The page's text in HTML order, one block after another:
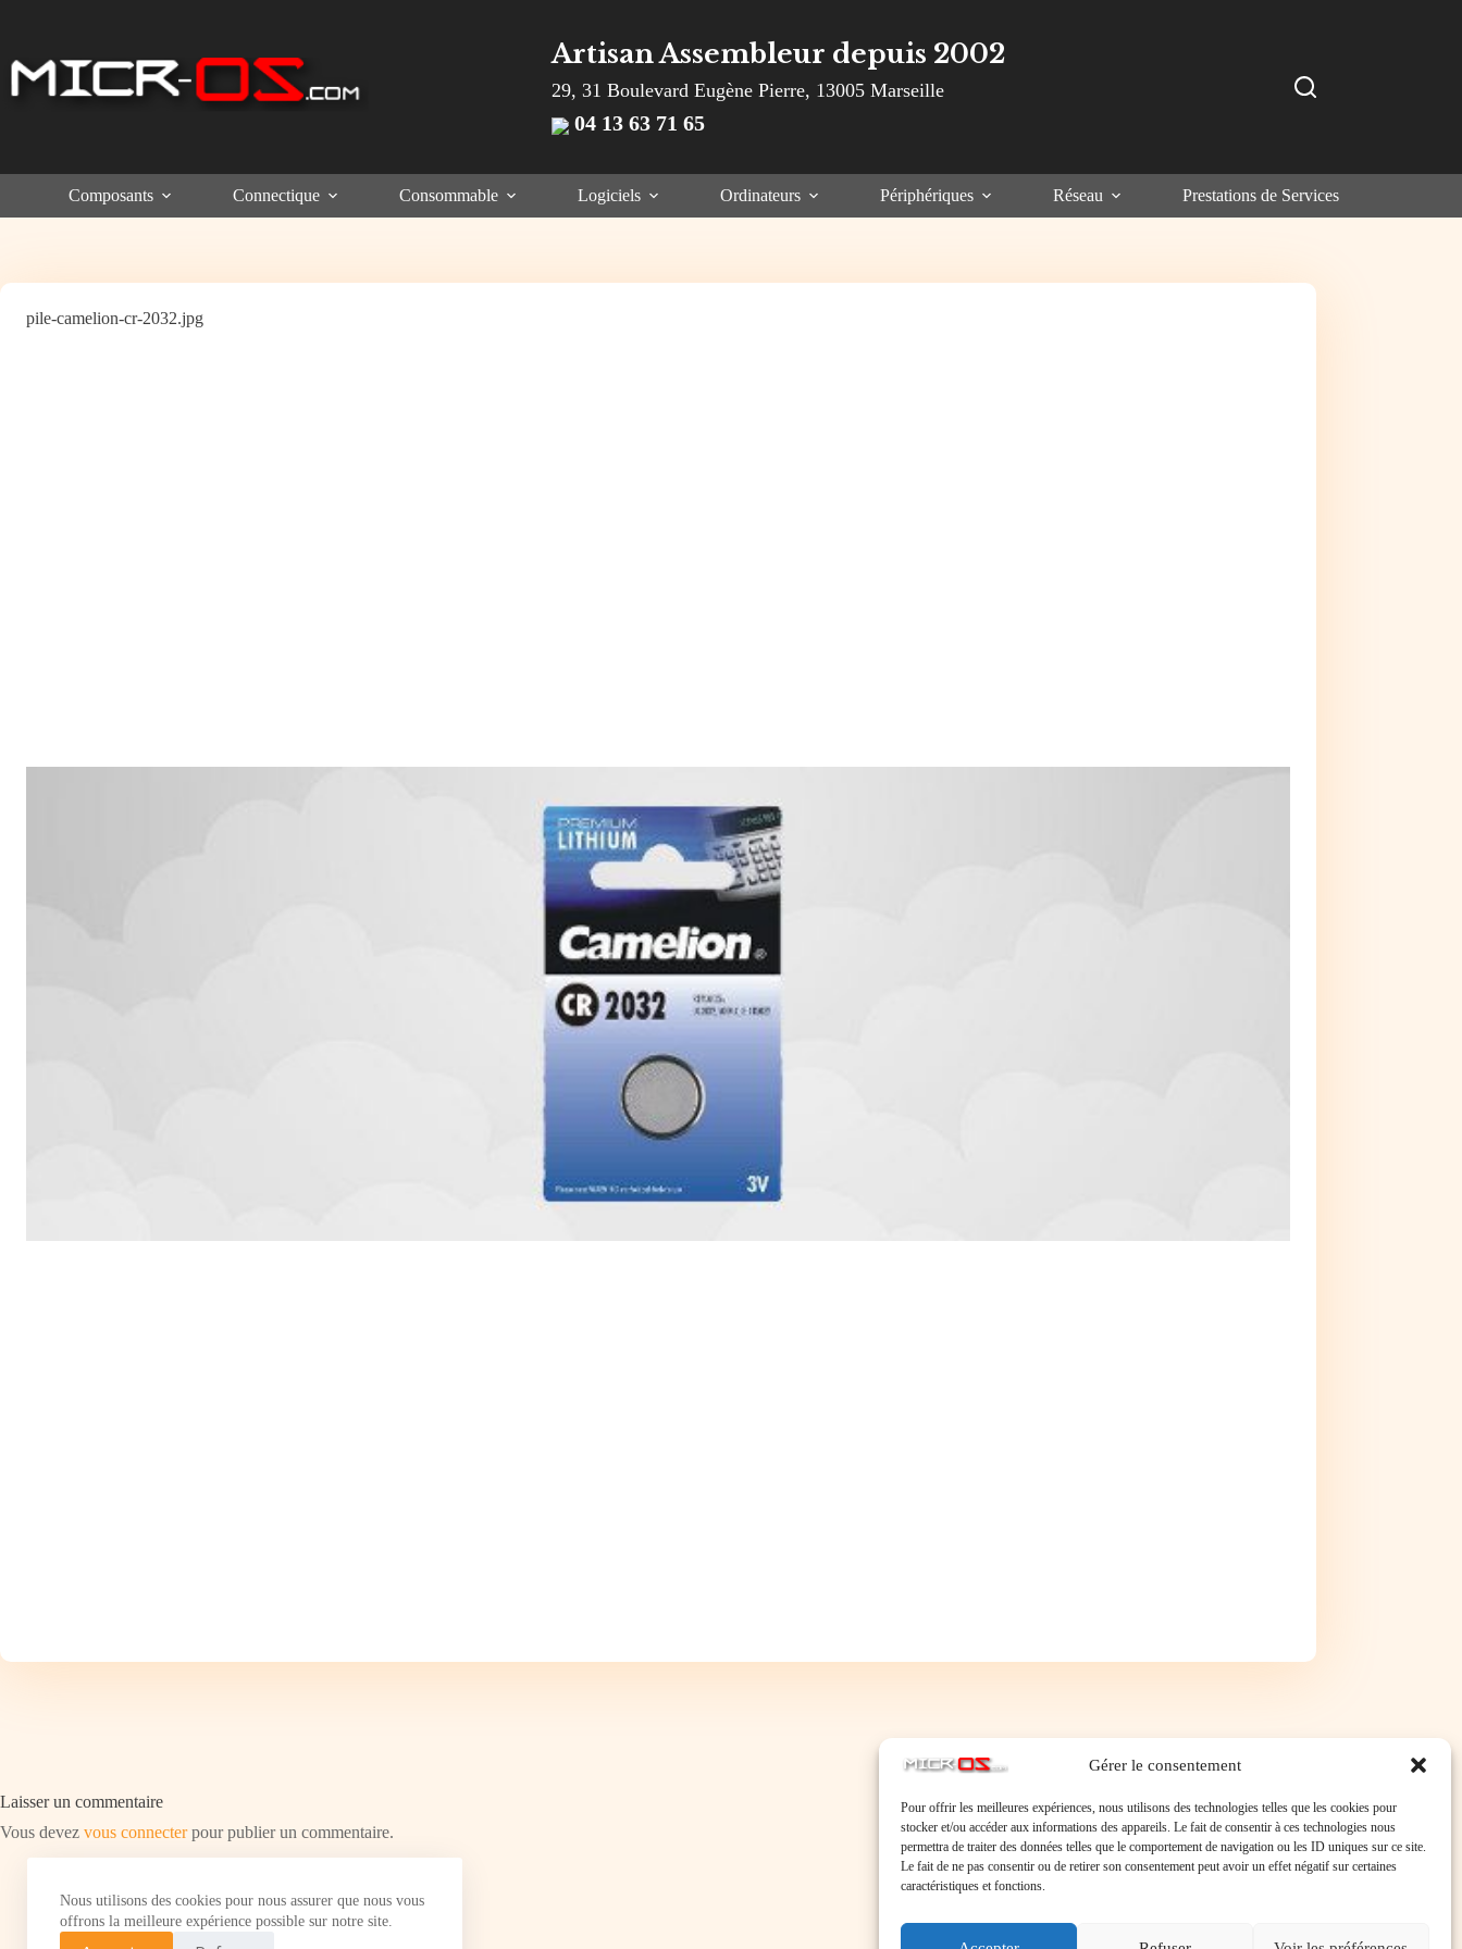
Gérer le consentement
Pour offrir les meilleures expériences, nous utilisons des technologies telles que les cookies pour
stocker et/ou accéder aux informations des appareils. Le fait de consentir à ces technologies nous
permettra de traiter des données telles que le comportement de navigation ou les ID uniques sur ce site.
Le fait de ne pas consentir ou de retirer son consentement peut avoir un effet négatif sur certaines
caractéristiques et fonctions.
Nous utilisons des cookies pour nous assurer que nous vous
offrons la meilleure expérience possible sur notre site.
Artisan Assembleur depuis 2002
29, 31 Boulevard Eugène Pierre, 13005 Marseille
04 13 63 71 65
Composants Connectique Consommable Logiciels Ordinateurs Périphériques Réseau Prestations de Services
pile-camelion-cr-2032.jpg
Laisser un commentaire
Vous devez vous connecterpour publier un commentaire.